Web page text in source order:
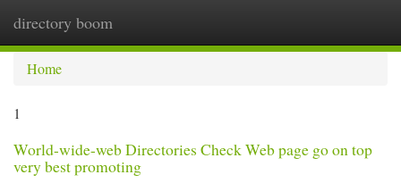
directory boom
Home
1
World-wide-web Directories Check Web page go on top
very best promoting